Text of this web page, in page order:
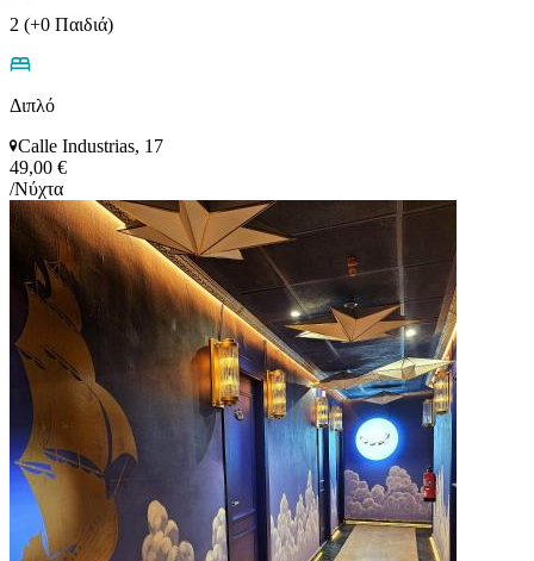
2 (+0 Παιδιά)
Διπλό
Calle Industrias, 17
49,00 €
/Νύχτα